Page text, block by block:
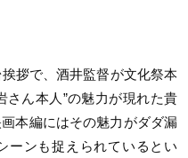
拶で、酒井監督が文化祭本
さん本人”の魅力が現れた貴
本編にはその魅力がダダ漏
ーンも捉えられているとい